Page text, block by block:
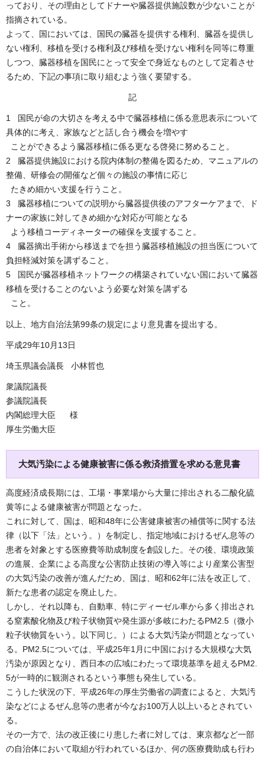
っており、その理由としてドナーや臓器提供施設数が少ないことが
指摘されている。
よって、国においては、国民の臓器を提供する権利、臓器を提供し
ない権利、移植を受ける権利及び移植を受けない権利を同等に尊重
しつつ、臓器移植を国民にとって安全で身近なものとして定着させ
るため、下記の事項に取り組むよう強く要望する。
記
1 国民が命の大切さを考える中で臓器移植に係る意思表示について
具体的に考え、家族などと話し合う機会を増やす
ことができるよう臓器移植に係る更なる啓発に努めること。
2 臓器提供施設における院内体制の整備を図るため、マニュアルの
整備、研修会の開催など個々の施設の事情に応じ
たきめ細かい支援を行うこと。
3 臓器移植についての説明から臓器提供後のアフターケアまで、ド
ナーの家族に対してきめ細かな対応が可能となる
よう移植コーディネーターの確保を支援すること。
4 臓器摘出手術から移送までを担う臓器移植施設の担当医について
負担軽減対策を講ずること。
5 国民が臓器移植ネットワークの構築されていない国において臓器
移植を受けることのないよう必要な対策を講ずる
こと。
以上、地方自治法第99条の規定により意見書を提出する。
平成29年10月13日
埼玉県議会議長 小林哲也
衆議院議長
参議院議長
内閣総理大臣 様
厚生労働大臣
大気汚染による健康被害に係る救済措置を求める意見書
高度経済成長期には、工場・事業場から大量に排出される二酸化硫
黄等による健康被害が問題となった。
これに対して、国は、昭和48年に公害健康被害の補償等に関する法
律（以下「法」という。）を制定し、指定地域におけるぜん息等の
患者を対象とする医療費等助成制度を創設した。その後、環境政策
の進展、企業による高度な公害防止技術の導入等により産業公害型
の大気汚染の改善が進んだため、国は、昭和62年に法を改正して、
新たな患者の認定を廃止した。
しかし、それ以降も、自動車、特にディーゼル車から多く排出され
る窒素酸化物及び粒子状物質や発生源が多岐にわたるPM2.5（微小
粒子状物質をいう。以下同じ。）による大気汚染が問題となってい
る。PM2.5については、平成25年1月に中国における大規模な大気
汚染が原因となり、西日本の広域にわたって環境基準を超えるPM2.
5が一時的に観測されるという事態も発生している。
こうした状況の下、平成26年の厚生労働省の調査によると、大気汚
染などによるぜん息等の患者が今なお100万人以上いるとされてい
る。
その一方で、法の改正後にり患した者に対しては、東京都など一部
の自治体において取組が行われているほか、何の医療費助成も行わ